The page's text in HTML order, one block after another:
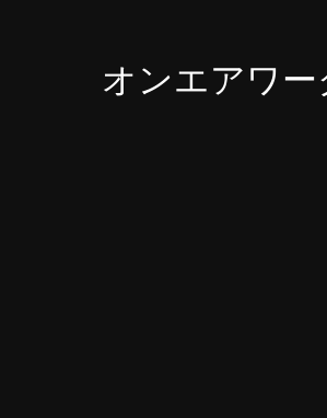
オンエアワー